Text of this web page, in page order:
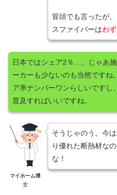
冒頭でも言ったが
スファイバーはわ
日本ではシェア2％…。じゃあ
ーカーも少ないのも当然ですね
ア率ナンバーワンらしいですし
普及すればいいですね。
マイホーム博
士
そうじゃのう。今
り優れた断熱材な
な！